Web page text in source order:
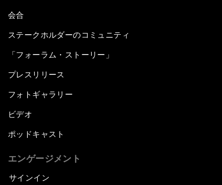
会合
ステークホルダーのコミュニティ
「フォーラム・ストーリー」
プレスリリース
フォトギャラリー
ビデオ
ポッドキャスト
エンゲージメント
サインイン